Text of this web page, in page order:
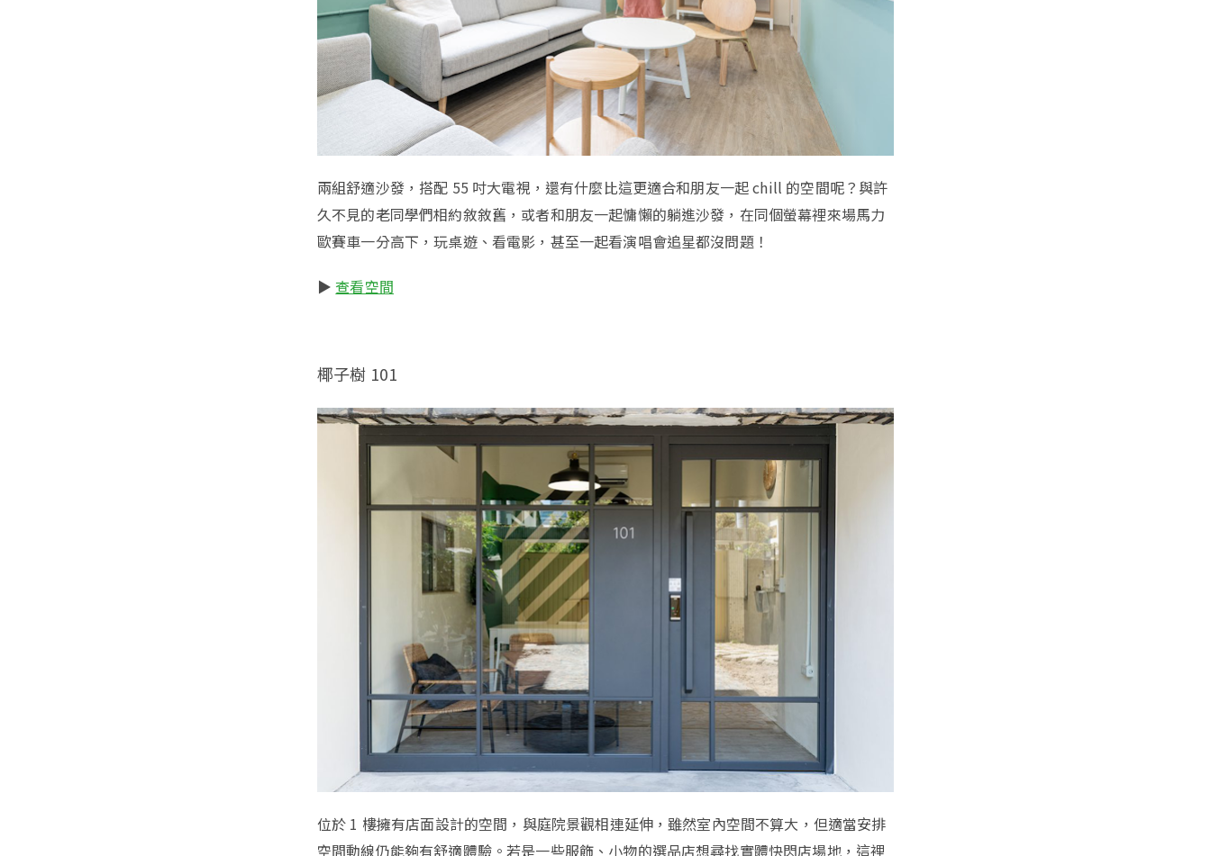
兩組舒適沙發，搭配 55 吋大電視，還有什麼比這更適合和朋友一起 chill 的空間呢？與許
久不見的老同學們相約敘敘舊，或者和朋友一起慵懶的躺進沙發，在同個螢幕裡來場馬力
歐賽車一分高下，玩桌遊、看電影，甚至一起看演唱會追星都沒問題！
▶️ 查看空間
椰子樹 101
位於 1 樓擁有店面設計的空間，與庭院景觀相連延伸，雖然室內空間不算大，但適當安排
空間動線仍能夠有舒適體驗。若是一些服飾、小物的選品店想尋找實體快閃店場地，這裡